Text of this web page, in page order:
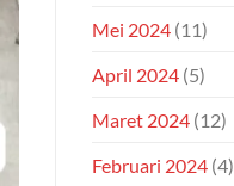
Mei 2024 (11)
April 2024 (5)
Maret 2024 (12)
Februari 2024 (4)